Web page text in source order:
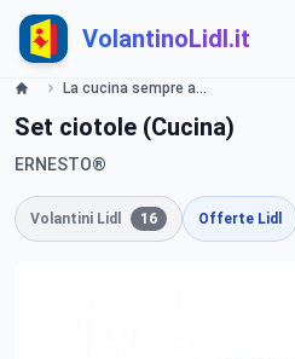
VolantinoLidl.it
La cucina sempre attrezzata! Ernesto & SilverCrest - LIDL Catalogue - Offerte valide dall 8 febbraio 2018 Lidl
Set ciotole (Cucina)
ERNESTO®
Volantini Lidl 16 Offerte Lidl